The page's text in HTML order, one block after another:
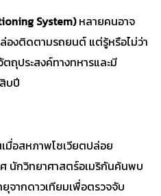
System)หลายคนอาจ
องติดตามรถยนต์ แต่รู้หรือไม่ว่า
ถุประสงค์ทางทหารและมี
บปี
มื่อสหภาพโซเวียตปล่อย
นักวิทยาศาสตร์อเมริกันค้นพบ
จากดาวเทียมเพื่อตรวจจับ